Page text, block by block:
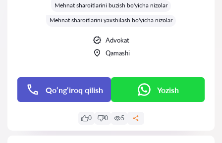
Mehnat sharoitlarini buzish bo'yicha nizolar
Mehnat sharoitlarini yaxshilash bo'yicha nizolar
Advokat
Qamashi
Qo‘ng‘iroq qilish Yozish
0 0 5